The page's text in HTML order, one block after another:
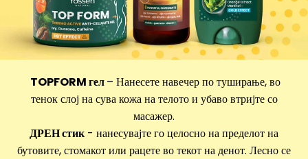
TOPFORM гел– Нанесете навечер по туширање, во
тенок слој на сува кожа на телото и убаво втријте со
масажер.
ДРЕН стик- нанесувајте го целосно на пределот на
бутовите, стомакот или рацете во текот на денот. Лесно се